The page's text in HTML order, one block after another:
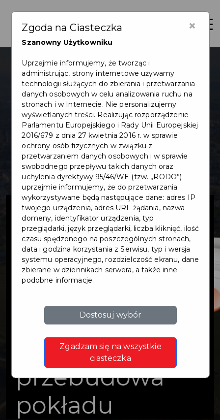
Kładka piesza
nad rzeką
Radunia w
Pruszczu
Gdańskim ( ul.
Podmiejska 1 ) -
przebudowa
pokładu
×
Zgoda na Ciasteczka
Szanowny Użytkowniku
Uprzejmie informujemy, że tworząc i
administrując, strony internetowe używamy
technologii służących do zbierania i przetwarzania
danych osobowych w celu analizowania ruchu na
stronach i w Internecie. Nie personalizujemy
wyświetlanych treści. Realizując rozporządzenie
Parlamentu Europejskiego i Rady Unii Europejskiej
2016/679 z dnia 27 kwietnia 2016 r. w sprawie
ochrony osób fizycznych w związku z
przetwarzaniem danych osobowych i w sprawie
swobodnego przepływu takich danych oraz
uchylenia dyrektywy 95/46/WE (tzw. „RODO”)
uprzejmie informujemy, że do przetwarzania
wykorzystywane będą następujące dane: adres IP
twojego urządzenia, adres URL żądania, nazwa
domeny, identyfikator urządzenia, typ
przeglądarki, język przeglądarki, liczba kliknięć, ilość
czasu spędzonego na poszczególnych stronach,
data i godzina korzystania z Serwisu, typ i wersja
systemu operacyjnego, rozdzielczość ekranu, dane
zbierane w dziennikach serwera, a także inne
podobne informacje.
Dostosuj wybór
Zgadzam się na wszystkie
ciasteczka